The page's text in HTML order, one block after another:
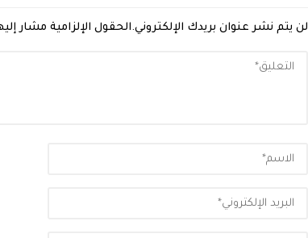
لن يتم نشر عنوان بريدك الإلكتروني.الحقول الإلزامية مشار